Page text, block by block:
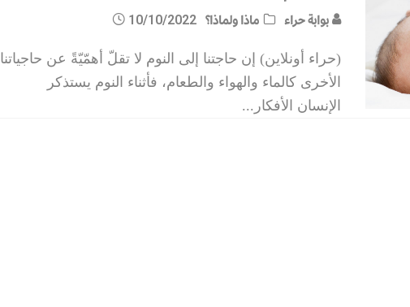
بوابة حراء ماذا ولماذا؟ 10/10/2022
(حراء أونلاين) إن حاجتنا إلى النوم لا تقلّ أهمّيّةً عن حاجياتنا
الأخرى كالماء والهواء والطعام، فأثناء النوم يستذكر
الإنسان الأفكار ...